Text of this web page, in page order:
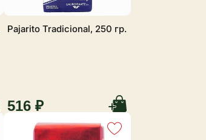
Pajarito Tradicional, 250 гр.
516 ₽